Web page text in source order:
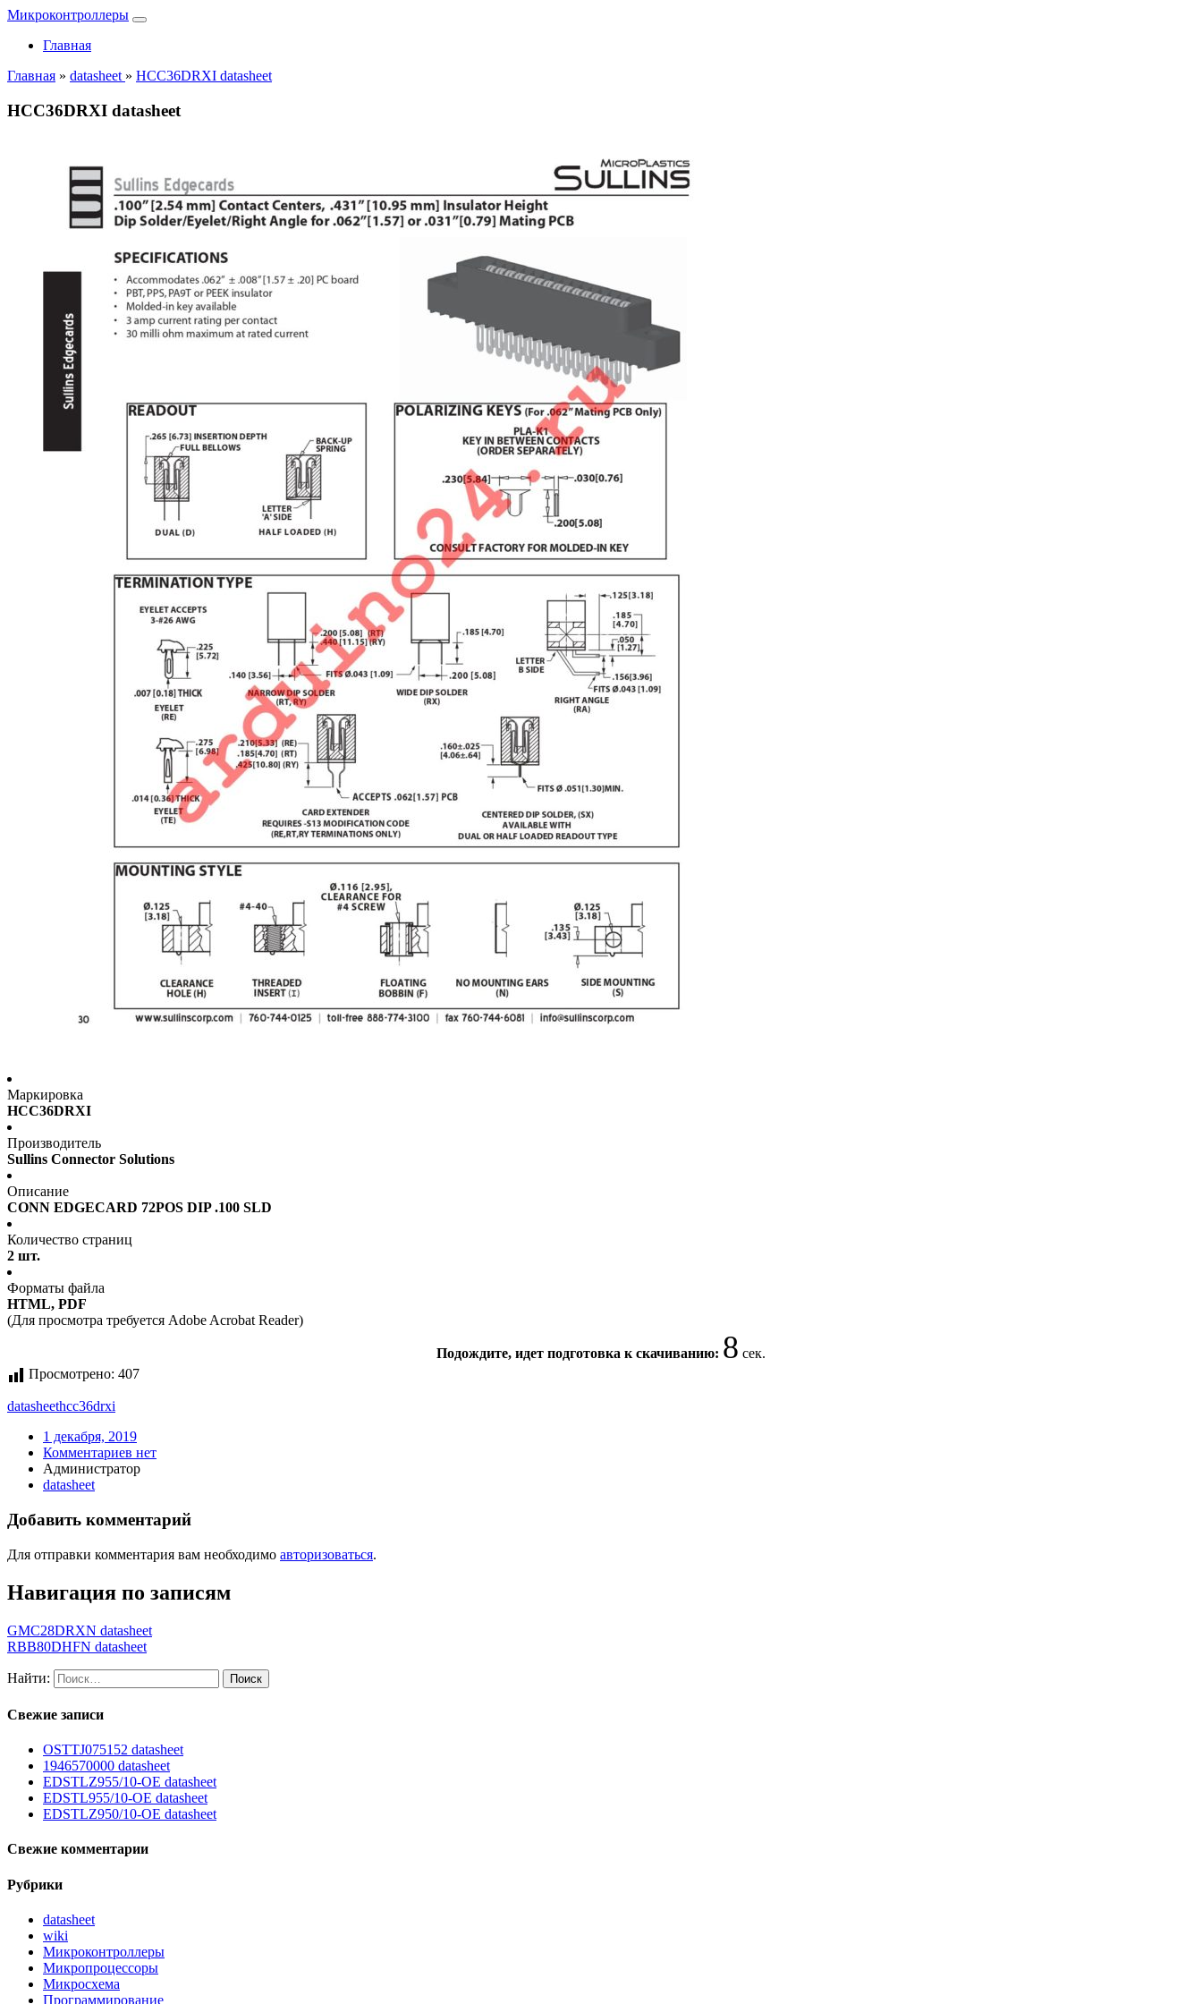
Микроконтроллеры
Главная
Главная » datasheet » HCC36DRXI datasheet
HCC36DRXI datasheet
Маркировка
HCC36DRXI
Производитель
Sullins Connector Solutions
Описание
CONN EDGECARD 72POS DIP .100 SLD
Количество страниц
2 шт.
Форматы файла
HTML, PDF
(Для просмотра требуется Adobe Acrobat Reader)
Подождите, идет подготовка к скачиванию: 8 сек.
Просмотрено: 407
datasheethcc36drxi
1 декабря, 2019
Комментариев нет
Администратор
datasheet
Добавить комментарий
Для отправки комментария вам необходимо авторизоваться.
Навигация по записям
GMC28DRXN datasheet
RBB80DHFN datasheet
Найти:
Свежие записи
OSTTJ075152 datasheet
1946570000 datasheet
EDSTLZ955/10-OE datasheet
EDSTL955/10-OE datasheet
EDSTLZ950/10-OE datasheet
Свежие комментарии
Рубрики
datasheet
wiki
Микроконтроллеры
Микропроцессоры
Микросхема
Программирование